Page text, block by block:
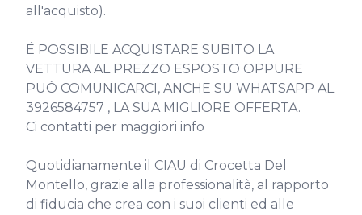
all'acquisto).
É POSSIBILE ACQUISTARE SUBITO LA
VETTURA AL PREZZO ESPOSTO OPPURE
PUÒ COMUNICARCI, ANCHE SU WHATSAPP AL
3926584757 , LA SUA MIGLIORE OFFERTA.
Ci contatti per maggiori info
Quotidianamente il CIAU di Crocetta Del
Montello, grazie alla professionalità, al rapporto
di fiducia che crea con i suoi clienti ed alle